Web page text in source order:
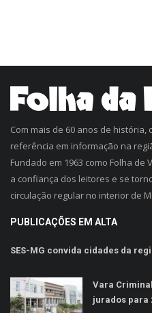
Com mais de 60 anos de história,
referência em informação na
Fundado em 1963 como Folha de
a confiança dos leitores e se
circulação regular no interior de
PUBLICAÇÕES EM ALTA
SES-MG convida cidades da
Vara
jurados para